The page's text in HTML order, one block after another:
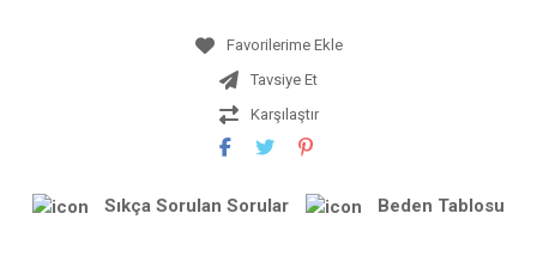
Tavsiye Et
Karşılaştır
Sıkça Sorulan Sorular Beden Tablosu